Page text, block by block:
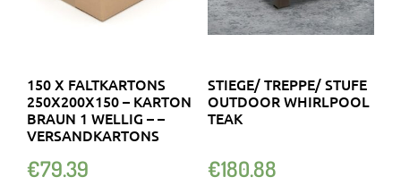
150 X FALTKARTONS
250X200X150 – KARTON
BRAUN 1 WELLIG – –
VERSANDKARTONS
€79.39
STIEGE/ TREPPE/ STUFE
OUTDOOR WHIRLPOOL
TEAK
€180.88